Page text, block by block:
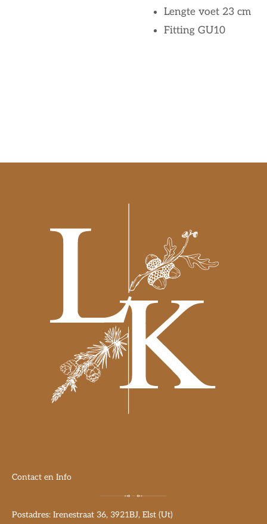
Lengte voet 23 cm
Fitting GU10
Contact en Info
Postadres: Irenestraat 36, 3921BJ, Elst (Ut)